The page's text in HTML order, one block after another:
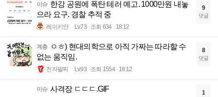
이슈 한강 공원에 폭탄 테러 예고. 1000만원 내놓
으라 요구. 경찰 추적 중
레이키얀 Lv.73 조회 634 18:12
9
댓글
계층
ㅇㅎ) 현대의학으로 아직 가짜는 따라할 수
없는 움직임.
전자팔찌 Lv.93 조회 1554 18:12
8
댓글
이슈 사격장 ㄷㄷㄷ.GIF 1